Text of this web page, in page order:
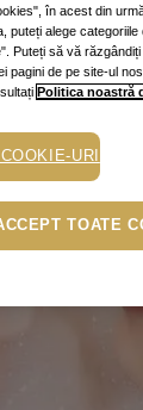
în acest din
puteți alege
Puteți să vă
pagini de pe site-ul
Politica noastră
URI
TOATE